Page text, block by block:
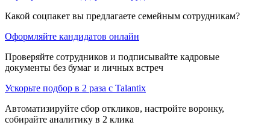
Какой соцпакет вы предлагаете семейным сотрудникам?
Оформляйте кандидатов онлайн
Проверяйте сотрудников и подписывайте кадровые
документы без бумаг и личных встреч
Ускорьте подбор в 2 раза с Talantix
Автоматизируйте сбор откликов, настройте воронку,
собирайте аналитику в 2 клика